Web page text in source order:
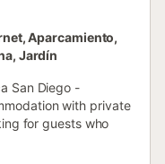
Aparcamiento,
Jardín
San Diego -
with private
for guests who